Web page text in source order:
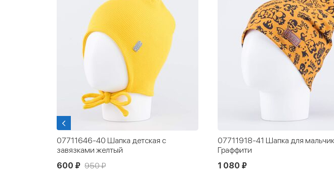
07711646-40 Шапка детская с
завязками желтый
600 ₽ 950 ₽
07711918-41 Шапка для
Граффити
1 080 ₽